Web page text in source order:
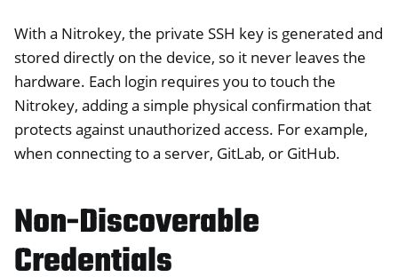
navigation of OpenPGP card
navigation of HSM
navigation of Övrigt
navigation of Nitrokey 3
navigation of Nitrokey Passkey
With a Nitrokey, the private SSH key is generated and
stored directly on the device, so it never leaves the
hardware. Each login requires you to touch the
Nitrokey, adding a simple physical confirmation that
protects against unauthorized access. For example,
when connecting to a server, GitLab, or GitHub.
Non-Discoverable
Credentials